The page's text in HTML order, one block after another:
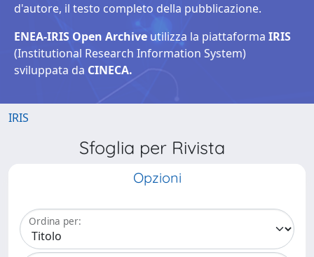
d'autore, il testo completo della pubblicazione.
ENEA-IRIS Open Archive utilizza la piattaforma IRIS
(Institutional Research Information System)
sviluppata da CINECA.
IRIS
Sfoglia per Rivista
Opzioni
Ordina per: